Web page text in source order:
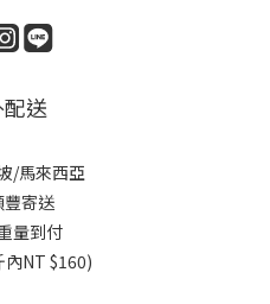
送
/馬來西亞
豐寄送
量到付
內NT $160)